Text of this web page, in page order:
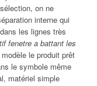
on ne
interne qui
les lignes très
fenetre a battant les
le produit prêt
le symbole même
matériel simple